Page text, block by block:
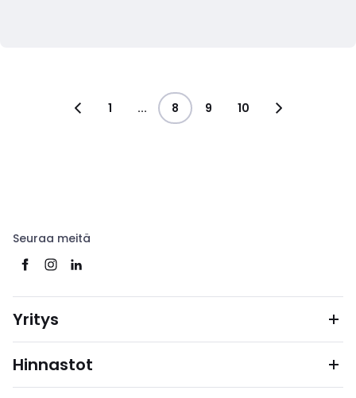
1 ... 8 9 10
Seuraa meitä
Yritys
Hinnastot